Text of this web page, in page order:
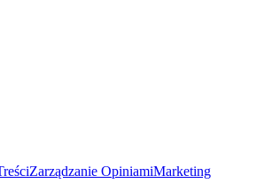
Zarządzanie OpiniamiMarketing